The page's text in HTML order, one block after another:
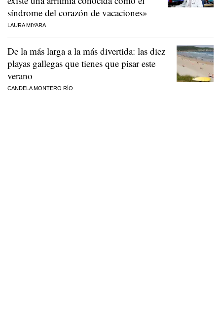
síndrome del corazón de vacaciones»
LAURA MIYARA
De la más larga a la más divertida: las diez
playas gallegas que tienes que pisar este
verano
CANDELA MONTERO RÍO